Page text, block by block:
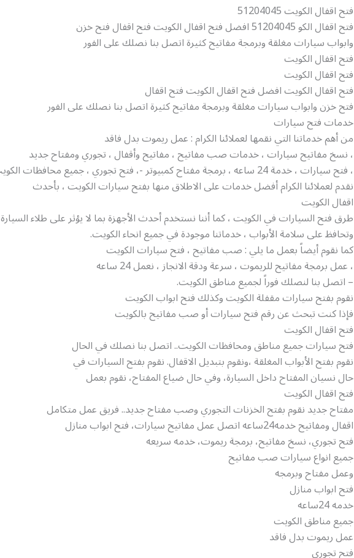
فتح اقفال الكويت 51204045
فتح اقفال الكو 51204045 افضل فتح اقفال الكويت فتح اقفال فتح خزن
وابواب سيارات مغلقة وبرمجة مفاتيح كثيرة اتصل بنا نصلك على الفور
فتح اقفال الكويت
فتح اقفال الكويت
فتح اقفال الكويت افضل فتح اقفال الكويت فتح اقفال
فتح خزن وابواب سيارات مغلقة وبرمجة مفاتيح كثيرة اتصل بنا نصلك على الفور
خدمات فتح سيارات
من أهم خدماتنا التي نقمها لعملائنا الكرام : عمل ريموت بدل فاقد
، نسخ مفاتيح سيارات ، خدمات صب مفاتيح ، مفاتيح وأقفال ، تجوري ومفتاح جديد
، فتح سيارات ، خدمة 24 ساعه ، برمجة مفتاح كمبيوتر -، فتح تجوري ، جميع محافظات الكويت
نقدم لعملائنا الكرام أفضل خدمات على الاطلاق منها بفتح سيارات الكويت ، بأحدث
اقفال الكويت
طرق فتح السيارات في الكويت ، كما أننا نستخدم أحدث الأجهزة بما لا يؤثر على طلاء السيارة
وتحافظ على سلامة الأبواب ، خدماتنا موجودة في جميع انحاء الكويت.
كما نقوم أيضاً بعمل ما يلي : صب مفاتيح ، فتح سيارات الكويت
، عمل برمجة مفاتيح للريموت ، سرعة ودقة الانجاز ، نعمل 24 ساعه
– اتصل بنا لنصلك فوراً لجميع مناطق الكويت.
نقوم بفتح سيارات مقفلة الكويت وكذلك فتح ابواب الكويت
فإذا كنت تبحث عن رقم فتح سيارات أو صب مفاتيح بالكويت
فتح اقفال الكويت
فتح سيارات جميع مناطق ومحافظات الكويت.. اتصل بنا نصلك في الحال
نقوم بفتح الأبواب المغلقة ،ونقوم بتبديل الاقفال. نقوم بفتح السيارات في
حال نسيان المفتاح داخل السيارة، وفي حال ضياع المفتاح، نقوم بعمل
فتح اقفال الكويت
مفتاح جديد نقوم بفتح الخزنات التجوري وصب مفتاح جديد.. فريق عمل متكامل
اقفال ومفاتيح خدمه24ساعه اتصل عمل مفاتيح سيارات، فتح ابواب منازل
فتح تجوري، نسخ مفاتيح، برمجة ريموت، خدمه سريعه
جميع انواع سيارات صب مفاتيح
وعمل مفتاح وبرمجه
فتح ابواب منازل
خدمه 24ساعه
جميع مناطق الكويت
عمل ريموت بدل فاقد
فتح تجوري